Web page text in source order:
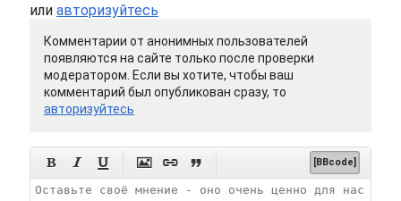
или авторизуйтесь
Комментарии от анонимных пользователей
появляются на сайте только после проверки
модератором. Если вы хотите, чтобы ваш
комментарий был опубликован сразу, то
авторизуйтесь
      [BBcode]